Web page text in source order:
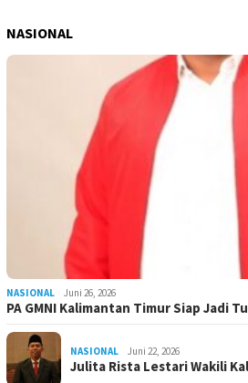
NASIONAL
NASIONAL Juni 26, 2026
PA GMNI Kalimantan Timur Siap Jadi
NASIONAL Juni 22, 2026
Julita Rista Lestari Wakili